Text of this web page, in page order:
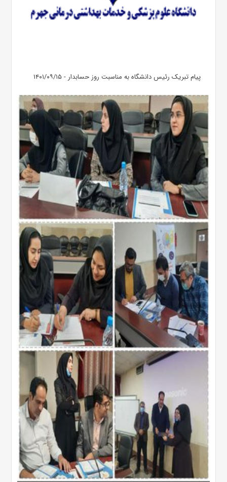
پیام تبریک رئیس دانشگاه به مناسبت روز حسابدار - ۱۴۰۱/۰۹/۱۵